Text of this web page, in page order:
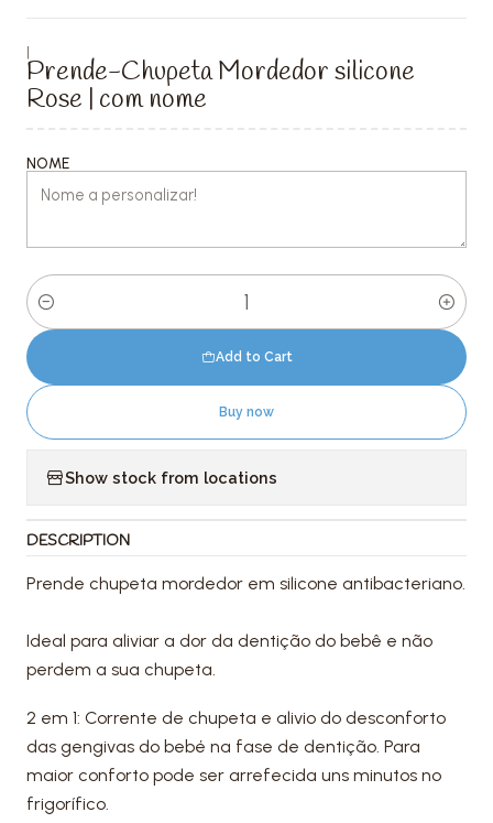
|
Prende-Chupeta Mordedor silicone
Rose | com nome
NOME
Quantity
Add to Cart
Buy now
Show stock from locations
DESCRIPTION
Prende chupeta mordedor em silicone antibacteriano.
Ideal para aliviar a dor da dentição do bebê e não
perdem a sua chupeta.
2 em 1: Corrente de chupeta e alivio do desconforto
das gengivas do bebé na fase de dentição. Para
maior conforto pode ser arrefecida uns minutos no
frigorífico.